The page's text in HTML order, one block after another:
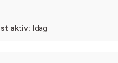
aktiv: Idag